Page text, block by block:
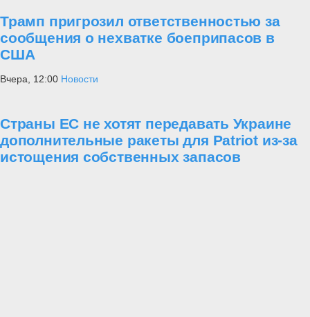
Трамп пригрозил ответственностью за
сообщения о нехватке боеприпасов в
США
Вчера, 12:00 Новости
Страны ЕС не хотят передавать Украине
дополнительные ракеты для Patriot из-за
истощения собственных запасов